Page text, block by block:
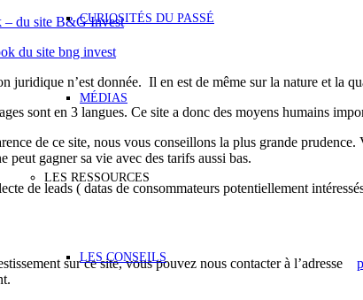
CURIOSITÉS DU PASSÉ
MÉDIAS
LES RESSOURCES
LES CONSEILS
– du site B&G Invest
du site bng invest
juridique n’est donnée. Il en est de même sur la nature et la
sont en 3 langues. Ce site a donc des moyens humains
de ce site, nous vous conseillons la plus grande
peut gagner sa vie avec des tarifs aussi bas.
de leads ( datas de consommateurs potentiellement
sur ce site, vous pouvez nous contacter à l’adresse